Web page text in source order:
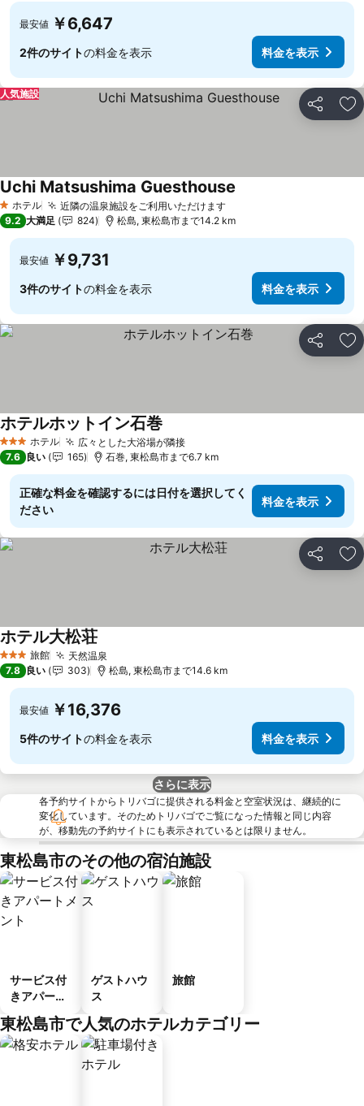
最安値 ￥6,647
2件のサイトの料金を表示 料金を表示
シェア お
人気施設
1 ホテルのランク
ホテル 近隣の温泉施設をご利用いただけます
Uchi Matsushima Guesthouse
9.2 大満足 824 松島, 東松島市まで14.2 km
最安値 ￥9,731
3件のサイトの料金を表示 料金を表示
シェア お
3 ホテルのランク
ホテル 広々とした大浴場が隣接
ホテルホットイン石巻
7.6 良い 165 石巻, 東松島市まで6.7 km
正確な料金を確認するには日付を選択してく
ださい
料金を表示
シェア お
3 ホテルのランク
旅館 天然温泉
ホテル大松荘
7.8 良い 303 松島, 東松島市まで14.6 km
最安値 ￥16,376
5件のサイトの料金を表示 料金を表示
さらに表示
各予約サイトからトリバゴに提供される料金と空室状況は、継続的に
変化しています。そのためトリバゴでご覧になった情報と同じ内容
が、移動先の予約サイトにも表示されているとは限りません。
東松島市のその他の宿泊施設
サービス付
きアパート
メント
ゲストハウ
ス
旅館
東松島市で人気のホテルカテゴリー